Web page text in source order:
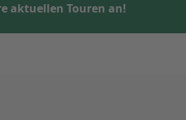
aktuellen Touren an!